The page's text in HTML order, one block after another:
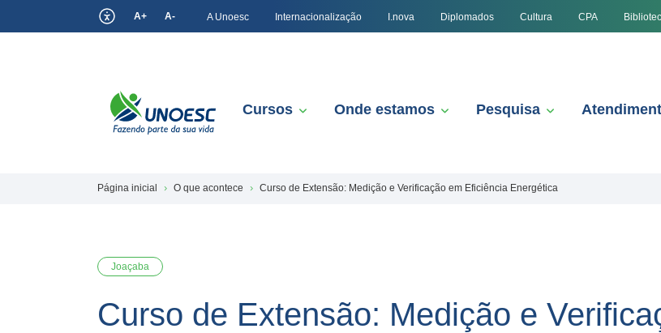
A+ A- A Unoesc Internacionalização I.nova Diplomados Cultura CPA
Cursos Onde estamos Pesquisa
Página inicial O que acontece Curso de Extensão: Medição e Verificação em Eficiência Energética
Joaçaba
Curso de Extensão: Medição e